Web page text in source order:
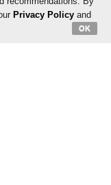
Privacy Policyand
OK